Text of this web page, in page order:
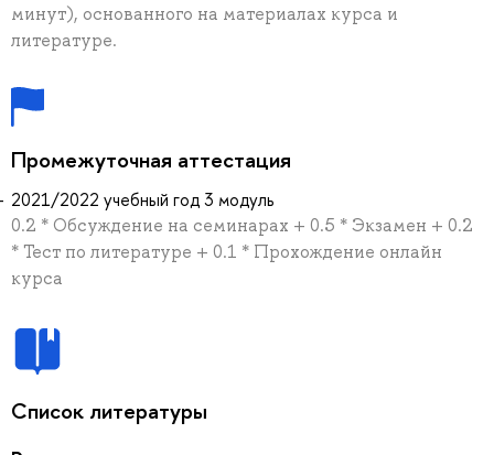
минут), основанного на материалах курса и
литературе.
Промежуточная аттестация
2021/2022 учебный год 3 модуль
0.2 * Обсуждение на семинарах + 0.5 * Экзамен + 0.2
* Тест по литературе + 0.1 * Прохождение онлайн
курса
Список литературы